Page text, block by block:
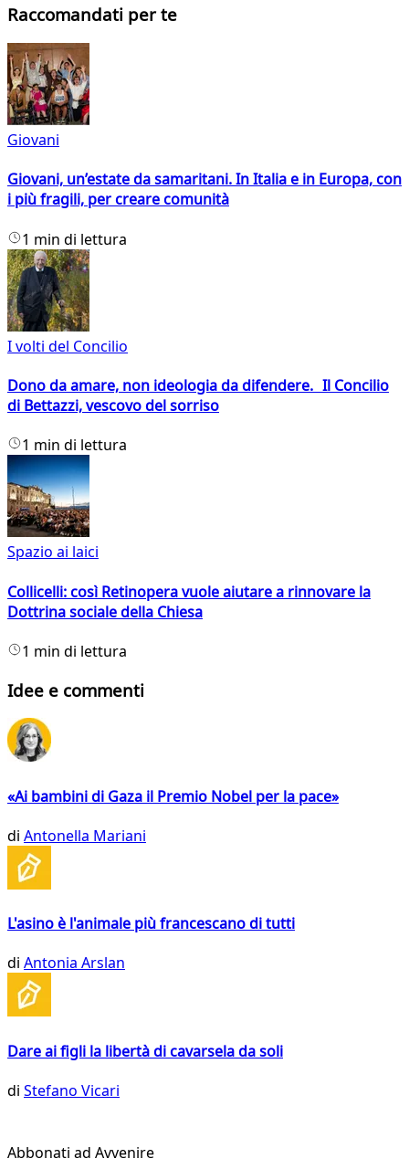
Raccomandati per te
Giovani
Giovani, un’estate da samaritani. In Italia e in Europa, con
i più fragili, per creare comunità
1 min di lettura
I volti del Concilio
Dono da amare, non ideologia da difendere. Il Concilio
di Bettazzi, vescovo del sorriso
1 min di lettura
Spazio ai laici
Collicelli: così Retinopera vuole aiutare a rinnovare la
Dottrina sociale della Chiesa
1 min di lettura
Idee e commenti
«Ai bambini di Gaza il Premio Nobel per la pace»
di Antonella Mariani
L'asino è l'animale più francescano di tutti
di Antonia Arslan
Dare ai figli la libertà di cavarsela da soli
di Stefano Vicari
Abbonati ad Avvenire